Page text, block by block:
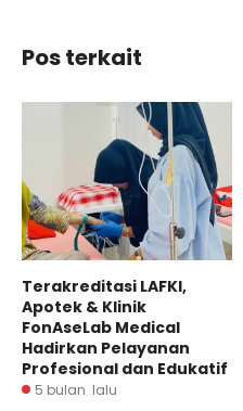
Pos terkait
Terakreditasi LAFKI,
Apotek & Klinik
FonAseLab Medical
Hadirkan Pelayanan
Profesional dan Edukatif
5 bulan lalu